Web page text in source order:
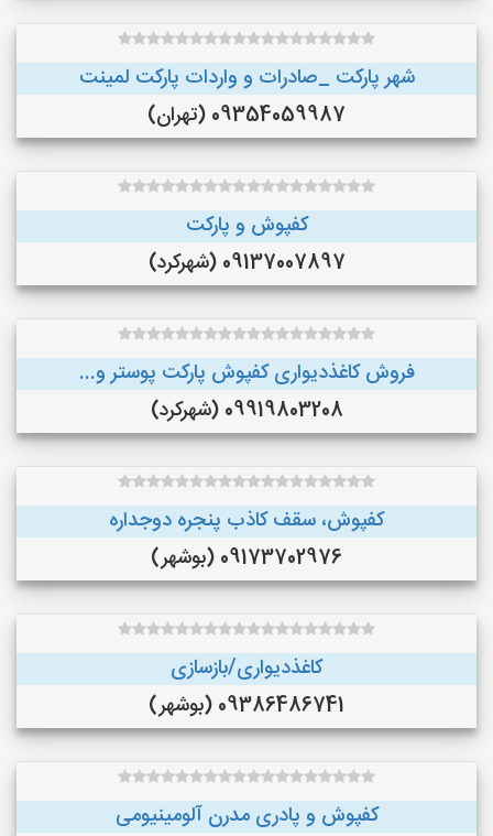
شهر پارکت _صادرات و واردات پارکت لمینت
09354059987 (تهران)
کفپوش و پارکت
09137007897 (شهرکرد)
فروش کاغذدیواری کفپوش پارکت پوستر و...
09919803208 (شهرکرد)
کفپوش، سقف کاذب پنجره دوجداره
09173702976 (بوشهر)
کاغذدیواری/بازسازی
09386486741 (بوشهر)
کفپوش و پادری مدرن آلومینیومی